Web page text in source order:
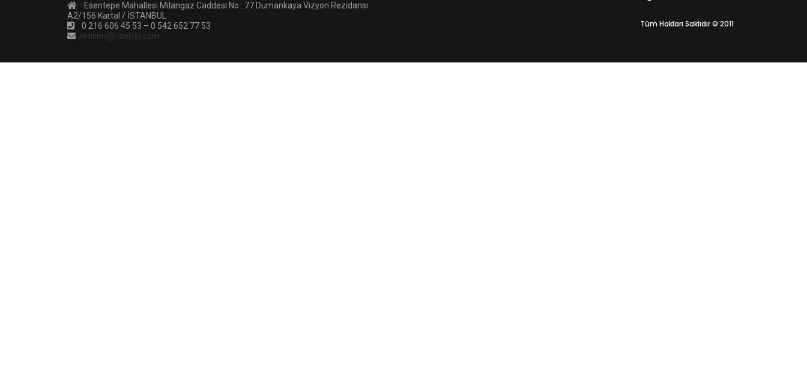
Esentepe Mahallesi Milangaz Caddesi No : 77 Dumankaya Vizyon Rezidansı
A2/156 Kartal / İSTANBUL
0 216 606 45 53 – 0 542 652 77 53
iletisim@rizeliler.com
Tüm Hakları Saklıdır © 2011